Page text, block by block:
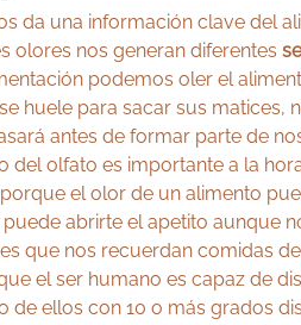
da una información clave del
olores nos generan diferentes
podemos oler el
huele para sacar sus
antes de formar parte de
del olfato es importante a la
el olor de un alimento
puede abrirte el apetito aunque
que nos recuerdan comidas
el ser humano es capaz de
de ellos con 10 o más grados